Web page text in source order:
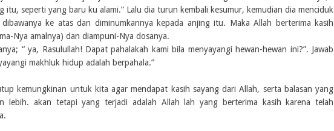
itu, seperti yang baru ku alami.” Lalu dia turun kembali kesumur, kemudian dia menciduk
ke atas dan diminumkannya kepada anjing itu. Maka Allah berterima kasih
Nya amalnya) dan diampuni-Nya dosanya.
“ ya, Rasulullah! Dapat pahalakah kami bila menyayangi hewan-hewan ini?”. Jawab
makhluk hidup adalah berpahala.”
kemungkinan untuk kita agar mendapat kasih sayang dari Allah, serta balasan yang
lebih. akan tetapi yang terjadi adalah Allah lah yang berterima kasih karena telah